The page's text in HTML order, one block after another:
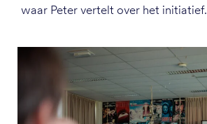
waar Peter vertelt over het initiatief.